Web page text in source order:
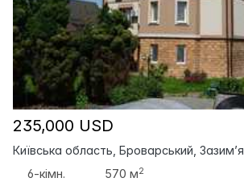
235,000 USD
Київська область, Броварський, Зазим’я
6-кімн.
570 м2